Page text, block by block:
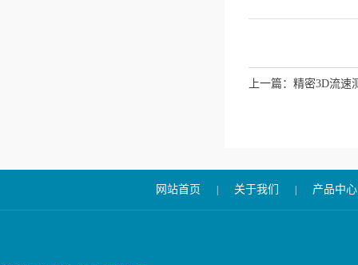
上一篇： 精密3D流速
网站首页 | 关于我们 | 产品中心